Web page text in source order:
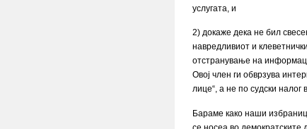
услугата, и
2) докаже дека не бил
навредливиот и
отстранување на
Овој член ги обврзува
лице“, а не по судски
Бараме како наши